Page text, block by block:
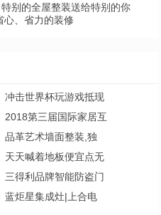
别的全屋整装送给特别的你
心、省力的装修
冲击世界杯玩游戏抵现
2018第三届国际家居互
品革艺术墙面整装,独
天天喊着地板便宜点无
三得利品牌智能防盗门
蓝炬星集成灶|上合电